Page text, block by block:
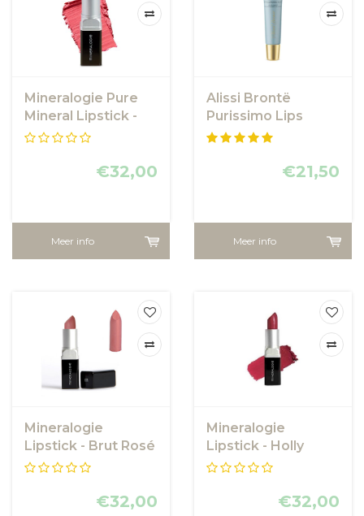
Mineralogie Pure
Mineral Lipstick -
Pink Lemonade
€32,00
Meer info
Alissi Brontë
Purissimo Lips
Voluminizer 15 ml
€21,50
Meer info
Mineralogie
Lipstick - Brut Rosé
€32,00
Mineralogie
Lipstick - Holly
€32,00